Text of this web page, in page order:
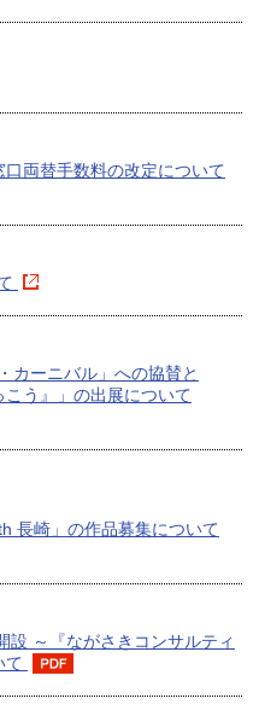
両替手数料の改定について
カーニバル」への協賛と
こう』」の出展について
長崎」の作品募集について
設 ～『ながさきコンサルティ
て